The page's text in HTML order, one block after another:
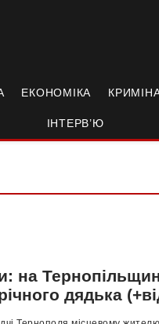
ЕКОНОМІКА
ІНТЕРВ’Ю
на
дядька